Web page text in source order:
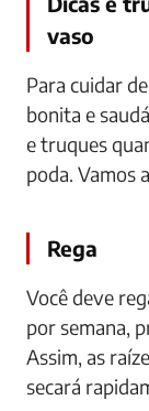
vaso
Para cuidar
bonita e
e truques
poda. Vamos
Rega
Você deve
por semana,
Assim, as
secará